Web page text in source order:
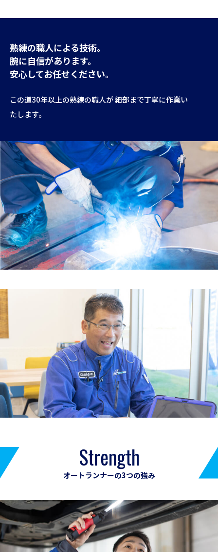
熟練の職人による技術。
腕に自信があります。
安心してお任せください。
この道30年以上の熟練の職人が 細部まで丁寧に作業い
たします。
Strength
オートランナーの3つの強み